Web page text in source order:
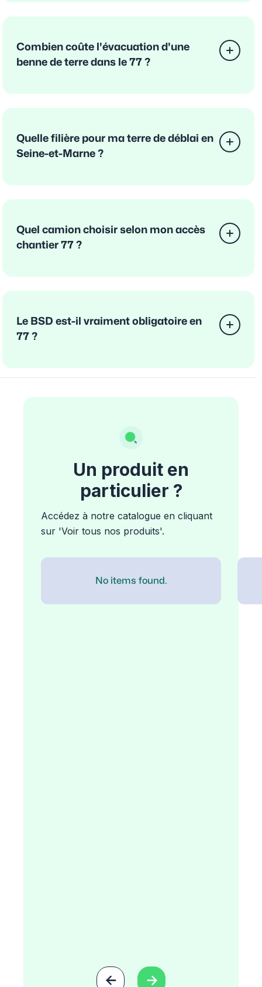
Combien coûte l'évacuation d'une
benne de terre dans le 77 ?
Quelle filière pour ma terre de déblai en
Seine-et-Marne ?
Quel camion choisir selon mon accès
chantier 77 ?
Le BSD est-il vraiment obligatoire en
77 ?
Un produit en
particulier ?
Accédez à notre catalogue en cliquant
sur 'Voir tous nos produits'.
No items found.
 